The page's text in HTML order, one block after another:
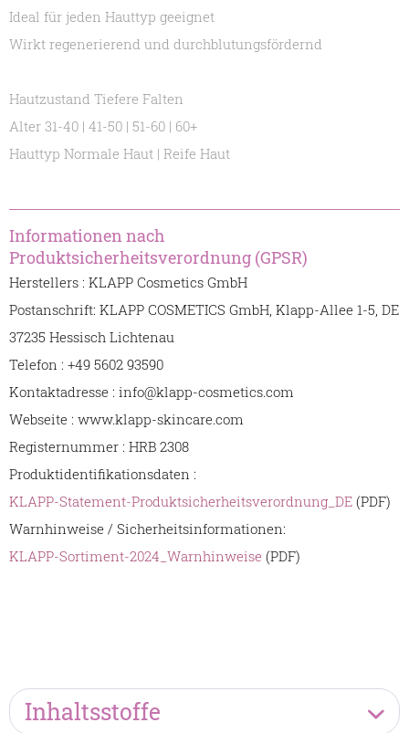
Ideal für jeden Hauttyp geeignet
Wirkt regenerierend und durchblutungsfördernd
Hautzustand Tiefere Falten
Alter 31-40 | 41-50 | 51-60 | 60+
Hauttyp Normale Haut | Reife Haut
Informationen nach
Produktsicherheitsverordnung (GPSR)
Herstellers : KLAPP Cosmetics GmbH
Postanschrift: KLAPP COSMETICS GmbH, Klapp-Allee 1-5, DE
37235 Hessisch Lichtenau
Telefon : +49 5602 93590
Kontaktadresse : info@klapp-cosmetics.com
Webseite : www.klapp-skincare.com
Registernummer : HRB 2308
Produktidentifikationsdaten :
KLAPP-Statement-Produktsicherheitsverordnung_DE (PDF)
Warnhinweise / Sicherheitsinformationen:
KLAPP-Sortiment-2024_Warnhinweise (PDF)
Inhaltsstoffe